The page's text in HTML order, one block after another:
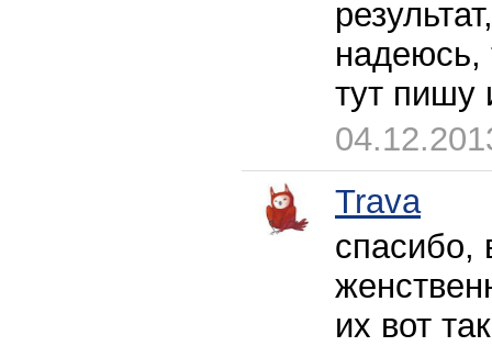
надеюсь,
тут пишу
Trava
спасибо,
их вот